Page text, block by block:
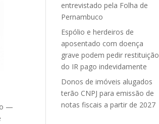
—
entrevistado pela Folha de
Pernambuco
Espólio e herdeiros de
aposentado com doença
grave podem pedir restituição
do IR pago indevidamente
Donos de imóveis alugados
terão CNPJ para emissão de
notas fiscais a partir de 2027